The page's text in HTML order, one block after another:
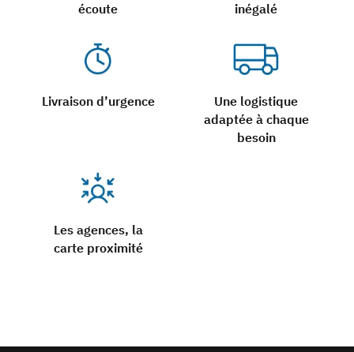
écoute
inégalé
Livraison d’urgence
Une logistique
adaptée à chaque
besoin
Les agences, la
carte proximité